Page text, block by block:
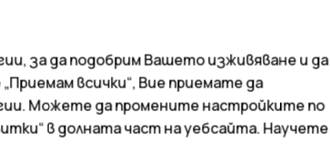
този отговор?
за да подобрим Вашето изживяване и да
всички“, Вие приемате да
Можете да промените настройките по
в долната част на уебсайта. Научете